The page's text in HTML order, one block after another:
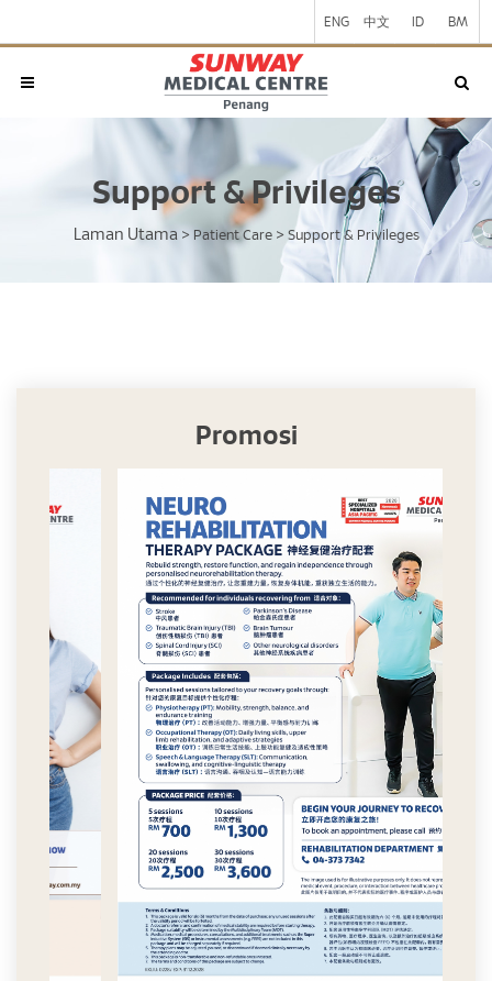
ENG 中文 ID BM
Support & Privileges
Laman Utama > Patient Care > Support & Privileges
Promosi